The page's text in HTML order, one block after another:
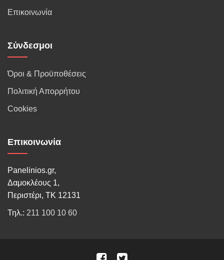
Επικοινωνία
Σύνδεσμοι
Όροι & Προϋποθέσεις
Πολιτική Απορρήτου
Cookies
Επικοινωνία
Panelinios.gr,
Δαμοκλέους 1,
Περιστέρι, ΤΚ 12131
Τηλ.: 211 100 10 60